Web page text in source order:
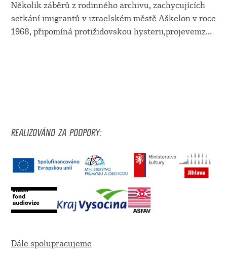
Několik záběrů z rodinného archivu, zachycujících
setkání imigrantů v izraelském městě Aškelon v roce
1968, připomíná protižidovskou hysterii,projevemz...
REALIZOVÁNO ZA PODPORY:
Dále spolupracujeme